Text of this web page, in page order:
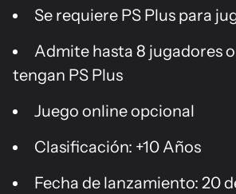
Se requiere PS Plus para
Admite hasta 8 jugadores
tengan PS Plus
Juego online opcional
Clasificación: +10 Años
Fecha de lanzamiento: 20